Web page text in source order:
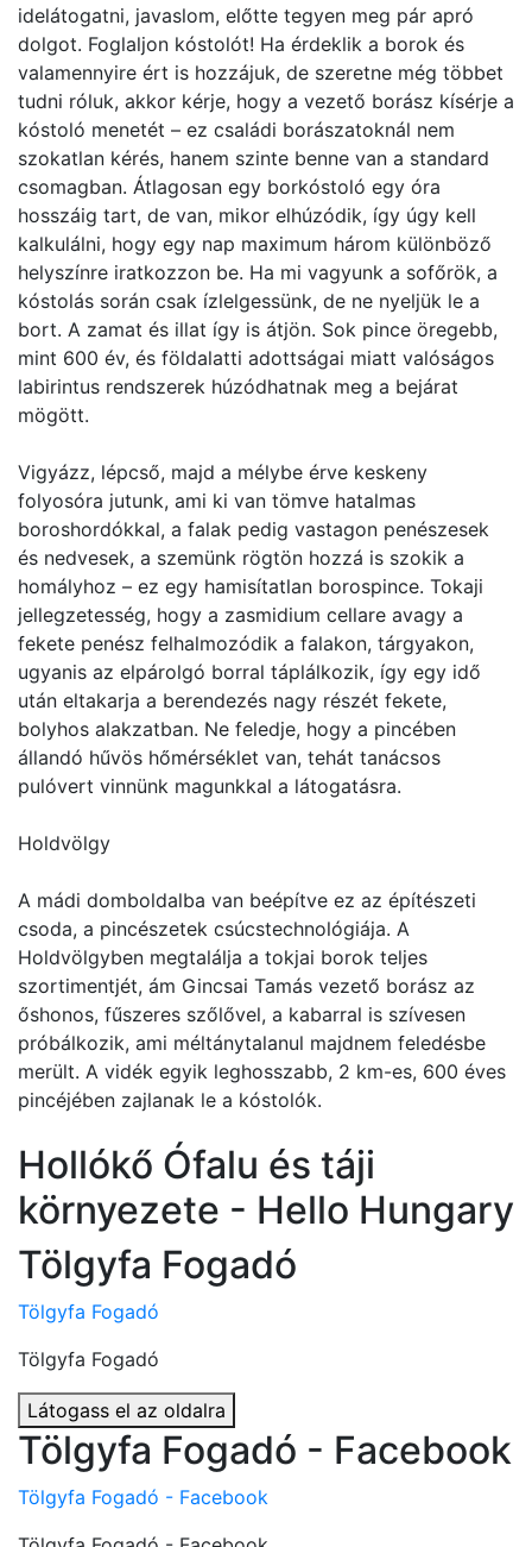
idelátogatni, javaslom, előtte tegyen meg pár apró
dolgot. Foglaljon kóstolót! Ha érdeklik a borok és
valamennyire ért is hozzájuk, de szeretne még többet
tudni róluk, akkor kérje, hogy a vezető borász kísérje a
kóstoló menetét – ez családi borászatoknál nem
szokatlan kérés, hanem szinte benne van a standard
csomagban. Átlagosan egy borkóstoló egy óra
hosszáig tart, de van, mikor elhúzódik, így úgy kell
kalkulálni, hogy egy nap maximum három különböző
helyszínre iratkozzon be. Ha mi vagyunk a sofőrök, a
kóstolás során csak ízlelgessünk, de ne nyeljük le a
bort. A zamat és illat így is átjön. Sok pince öregebb,
mint 600 év, és földalatti adottságai miatt valóságos
labirintus rendszerek húzódhatnak meg a bejárat
mögött.
Vigyázz, lépcső, majd a mélybe érve keskeny
folyosóra jutunk, ami ki van tömve hatalmas
boroshordókkal, a falak pedig vastagon penészesek
és nedvesek, a szemünk rögtön hozzá is szokik a
homályhoz – ez egy hamisítatlan borospince. Tokaji
jellegzetesség, hogy a zasmidium cellare avagy a
fekete penész felhalmozódik a falakon, tárgyakon,
ugyanis az elpárolgó borral táplálkozik, így egy idő
után eltakarja a berendezés nagy részét fekete,
bolyhos alakzatban. Ne feledje, hogy a pincében
állandó hűvös hőmérséklet van, tehát tanácsos
pulóvert vinnünk magunkkal a látogatásra.
Holdvölgy
A mádi domboldalba van beépítve ez az építészeti
csoda, a pincészetek csúcstechnológiája. A
Holdvölgyben megtalálja a tokjai borok teljes
szortimentjét, ám Gincsai Tamás vezető borász az
őshonos, fűszeres szőlővel, a kabarral is szívesen
próbálkozik, ami méltánytalanul majdnem feledésbe
merült. A vidék egyik leghosszabb, 2 km-es, 600 éves
pincéjében zajlanak le a kóstolók.
Hollókő Ófalu és táji
környezete - Hello Hungary
Tölgyfa Fogadó
Tölgyfa Fogadó
Tölgyfa Fogadó
Látogass el az oldalra
Tölgyfa Fogadó - Facebook
Tölgyfa Fogadó - Facebook